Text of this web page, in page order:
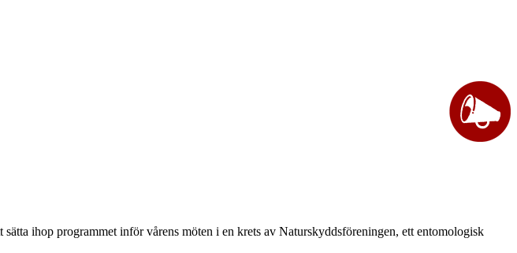
ihop programmet inför vårens möten i en krets av Naturskyddsföreningen, ett entomologisk